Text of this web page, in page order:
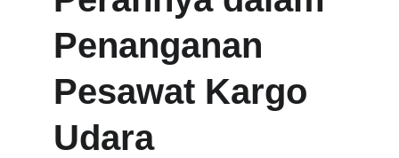
Penanganan
Pesawat Kargo
Udara